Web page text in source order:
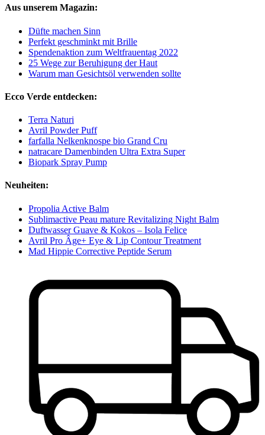
Aus unserem Magazin:
Düfte machen Sinn
Perfekt geschminkt mit Brille
Spendenaktion zum Weltfrauentag 2022
25 Wege zur Beruhigung der Haut
Warum man Gesichtsöl verwenden sollte
Ecco Verde entdecken:
Terra Naturi
Avril Powder Puff
farfalla Nelkenknospe bio Grand Cru
natracare Damenbinden Ultra Extra Super
Biopark Spray Pump
Neuheiten:
Propolia Active Balm
Sublimactive Peau mature Revitalizing Night Balm
Duftwasser Guave & Kokos – Isola Felice
Avril Pro Âge+ Eye & Lip Contour Treatment
Mad Hippie Corrective Peptide Serum